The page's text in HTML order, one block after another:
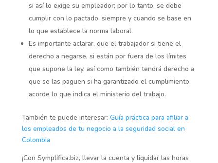
si así lo exige su empleador; por lo tanto, se debe
cumplir con lo pactado, siempre y cuando se base en
lo que establece la norma laboral.
Es importante aclarar, que el trabajador si tiene el
derecho a negarse, si están por fuera de los límites
que supone la ley, así como también tendrá derecho a
que se las paguen si ha garantizado el cumplimiento,
acorde lo que indica el ministerio del trabajo.
También te puede interesar: Guía práctica para afiliar a
los empleados de tu negocio a la seguridad social en
Colombia
¡Con Symplifica.biz, llevar la cuenta y liquidar las horas